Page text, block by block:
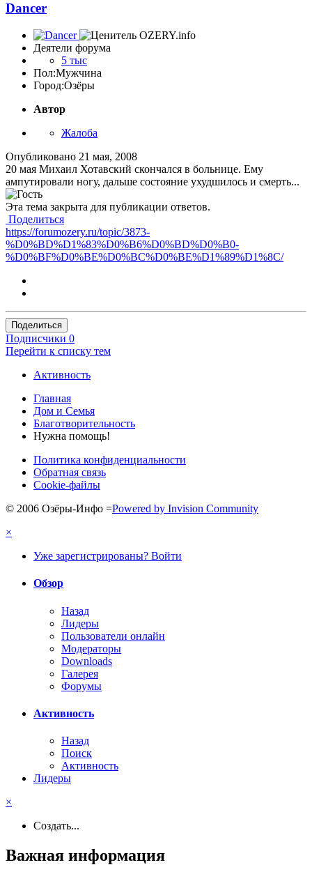
Dancer
Деятели форума
5 тыс
Пол:Мужчина
Город:Озёры
Автор
Жалоба
Опубликовано 21 мая, 2008
20 мая Михаил Хотавский скончался в больнице. Ему
ампутировали ногу, дальше состояние ухудшилось и смерть...
Эта тема закрыта для публикации ответов.
Поделиться
https://forumozery.ru/topic/3873-
%D0%BD%D1%83%D0%B6%D0%BD%D0%B0-
%D0%BF%D0%BE%D0%BC%D0%BE%D1%89%D1%8C/
Поделиться
Подписчики 0
Перейти к списку тем
Активность
Главная
Дом и Семья
Благотворительность
Нужна помощь!
Политика конфиденциальности
Обратная связь
Cookie-файлы
© 2006 Озёры-Инфо =Powered by Invision Community
×
Уже зарегистрированы? Войти
Обзор
Назад
Лидеры
Пользователи онлайн
Модераторы
Downloads
Галерея
Форумы
Активность
Назад
Поиск
Активность
Лидеры
×
Создать...
Важная информация